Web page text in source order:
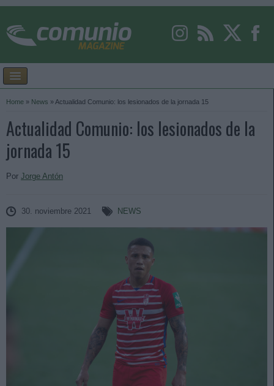
Home » News » Actualidad Comunio: los lesionados de la jornada 15
Actualidad Comunio: los lesionados de la
jornada 15
Por Jorge Antón
30. noviembre 2021 NEWS